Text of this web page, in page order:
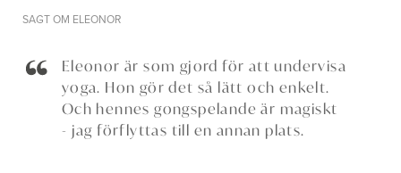
SAGT OM ELEONOR
Eleonor är som gjord för att undervisa
yoga. Hon gör det så lätt och enkelt.
Och hennes gongspelande är magiskt
- jag förflyttas till en annan plats.